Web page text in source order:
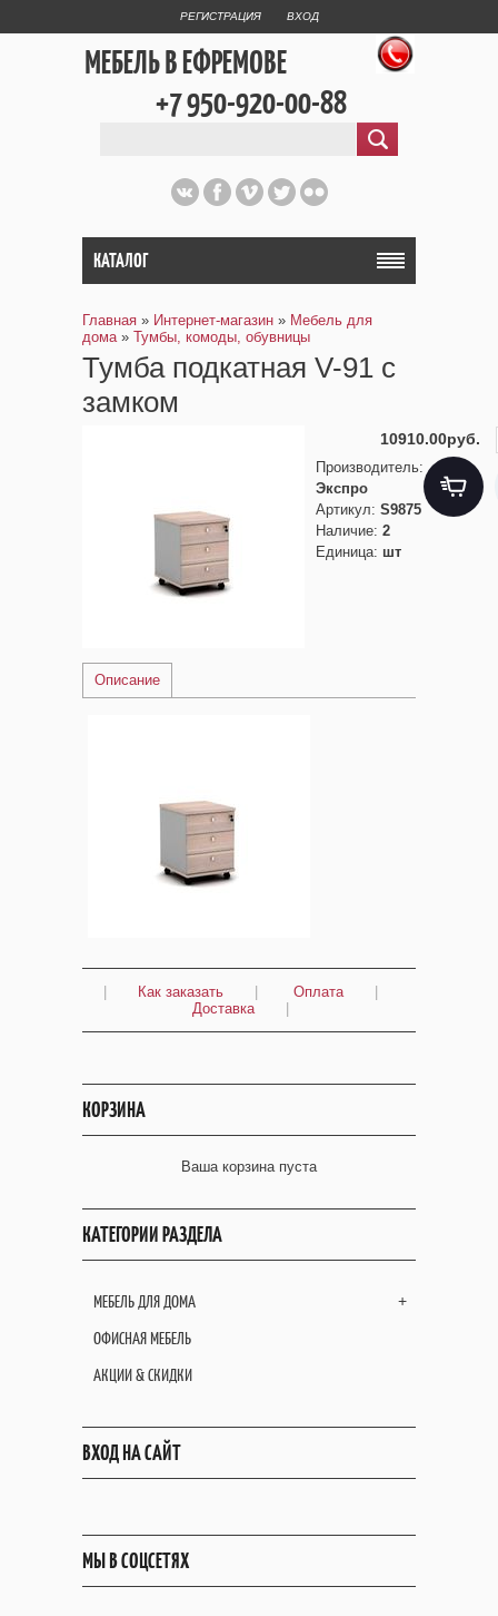
РЕГИСТРАЦИЯ ВХОД
МЕБЕЛЬ В ЕФРЕМОВЕ
+7 950-920-00-88
КАТАЛОГ
Главная » Интернет-магазин » Мебель для
дома » Тумбы, комоды, обувницы
Тумба подкатная V-91 с
замком
10910.00руб.
Производитель:
Экспро
Артикул: S9875
Наличие: 2
Единица: шт
Описание
| Как заказать | Оплата
|
Доставка
|
КОРЗИНА
Ваша корзина пуста
КАТЕГОРИИ РАЗДЕЛА
+
МЕБЕЛЬ ДЛЯ ДОМА
ОФИСНАЯ МЕБЕЛЬ
АКЦИИ & СКИДКИ
ВХОД НА САЙТ
МЫ В СОЦСЕТЯХ